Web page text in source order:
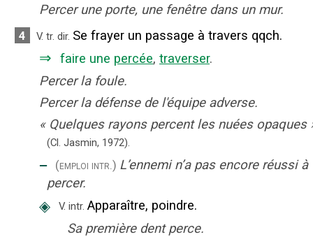
Percer une porte, une fenêtre dans un mur.
4 V. tr. dir. Se frayer un passage à travers qqch.
⇒ faire une percée, traverser.
Percer la foule.
Percer la défense de l'équipe adverse.
« Quelques rayons percent les nuées opaques
(Cl. Jasmin, 1972).
‒ (emploi intr.) L’ennemi n’a pas encore réussi à
percer.
◈ V. intr. Apparaître, poindre.
Sa première dent perce.